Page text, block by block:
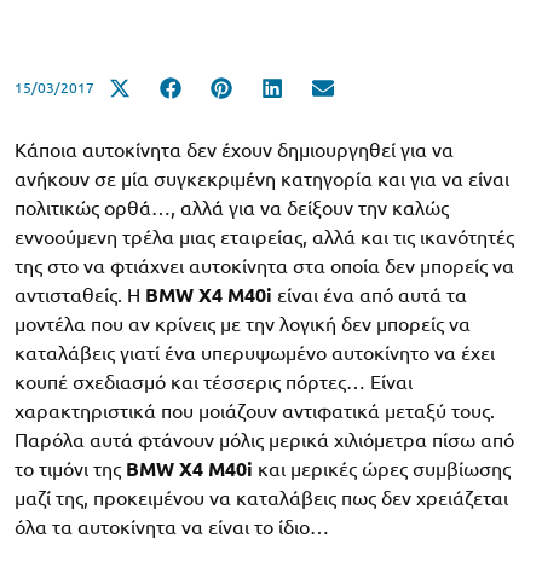
15/03/2017
Κάποια αυτοκίνητα δεν έχουν δημιουργηθεί για να
ανήκουν σε μία συγκεκριμένη κατηγορία και για να είναι
πολιτικώς ορθά…, αλλά για να δείξουν την καλώς
εννοούμενη τρέλα μιας εταιρείας, αλλά και τις ικανότητές
της στο να φτιάχνει αυτοκίνητα στα οποία δεν μπορείς να
αντισταθείς. Η BMW X4 M40i είναι ένα από αυτά τα
μοντέλα που αν κρίνεις με την λογική δεν μπορείς να
καταλάβεις γιατί ένα υπερυψωμένο αυτοκίνητο να έχει
κουπέ σχεδιασμό και τέσσερις πόρτες… Είναι
χαρακτηριστικά που μοιάζουν αντιφατικά μεταξύ τους.
Παρόλα αυτά φτάνουν μόλις μερικά χιλιόμετρα πίσω από
το τιμόνι της BMW X4 M40i και μερικές ώρες συμβίωσης
μαζί της, προκειμένου να καταλάβεις πως δεν χρειάζεται
όλα τα αυτοκίνητα να είναι το ίδιο…